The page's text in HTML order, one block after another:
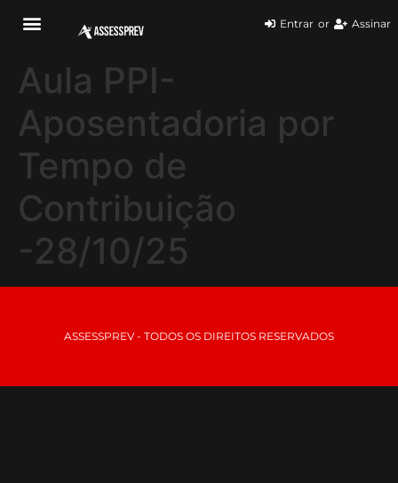
Entrar or Assinar
Aula PPI-
Aposentadoria por
Tempo de
Contribuição
-28/10/25
ASSESSPREV - TODOS OS DIREITOS RESERVADOS